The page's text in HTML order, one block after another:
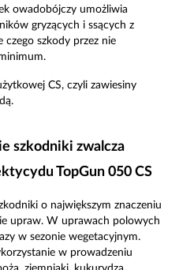
owadobójczy umożliwia
gryzących i ssących z
szkody przez nie
CS, czyli zawiesiny
szkodniki zwalcza
TopGun 050 CS
o największym znaczeniu
upraw. W uprawach polowych
w sezonie wegetacyjnym.
w prowadzeniu